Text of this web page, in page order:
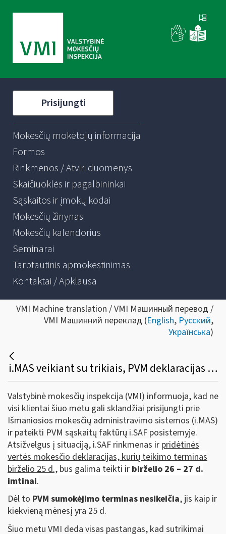
Prisijungti
Mokesčių mokėtojų informacija
Formos
Rinkmenos / Atviri duomenys
Skaičiuoklės ir pagalbininkai
Sąskaitos ir įmokų kodai
Mokesčių žinynas
Mokesčių kalendorius
Seminarai
Tarptautinis apmokestinimas
Kontaktai / Apklausa
VMI Machine translation / VMI Машинный перевод /
VMI Машинний переклад (English, Русский,
Українська)
i.MAS veikiant su trikiais, PVM deklaracijas galės teikti ir birželio 26 – 27 d.
Valstybinė mokesčių inspekcija (VMI) informuoja, kad ne
visi klientai šiuo metu gali sklandžiai prisijungti prie
Išmaniosios mokesčių administravimo sistemos (i.MAS)
ir pateikti PVM sąskaitų faktūrų i.SAF posistemyje.
Atsižvelgus į situaciją, i.SAF rinkmenas ir pridėtinės
vertės mokesčio deklaracijas, kurių teikimo terminas
birželio 25 d., bus galima teikti ir birželio 26 – 27 d.
imtinai.
Dėl to PVM sumokėjimo terminas nesikeičia, jis kaip ir
kiekvieną mėnesį yra 25 d.
Šiuo metu VMI deda visas pastangas, kad sutrikimai